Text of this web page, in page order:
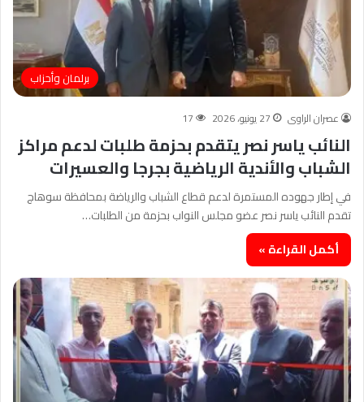
برلمان وأحزاب
عصران الراوى 27 يونيو، 2026 17
النائب ياسر نصر يتقدم بحزمة طلبات لدعم مراكز
الشباب والأندية الرياضية بجرجا والعسيرات
في إطار جهوده المستمرة لدعم قطاع الشباب والرياضة بمحافظة سوهاج
تقدم النائب ياسر نصر عضو مجلس النواب بحزمة من الطلبات…
أكمل القراءة »